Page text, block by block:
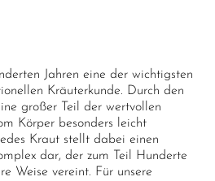
Jahren eine der wichtigsten
Kräuterkunde. Durch den
großer Teil der wertvollen
Körper besonders leicht
Kraut stellt dabei einen
dar, der zum Teil Hunderte
Weise vereint. Für unsere